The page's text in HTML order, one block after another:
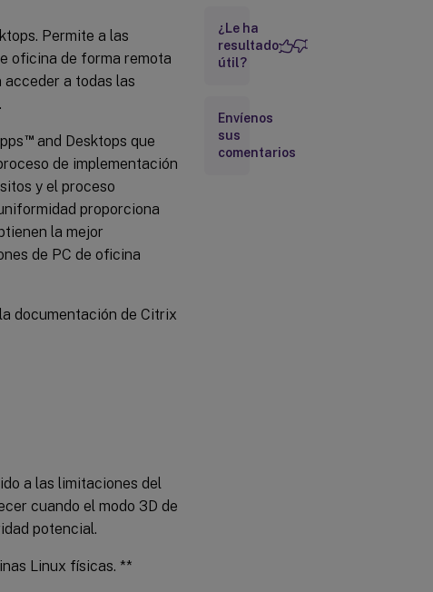
Permite a las
oficina de forma remota
acceder a todas las
™and Desktops que
de implementación
y el proceso
proporciona
la mejor
de PC de oficina
documentación de Citrix
a las limitaciones del
cuando el modo 3D de
potencial.
Linux físicas. **
el VDA
de
Linux
Paso 2:
¿Le ha
resultado
útil?
Envíenos
sus
comentarios